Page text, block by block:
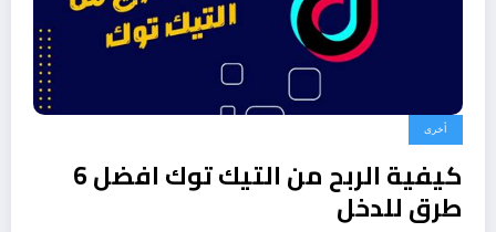
أخرى
كيفية الربح من التيك توك افضل 6
طرق للدخل